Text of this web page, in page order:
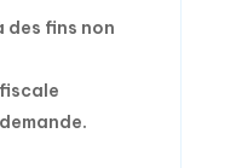
des fins non